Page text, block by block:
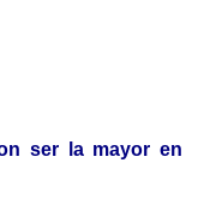
ser la mayor en